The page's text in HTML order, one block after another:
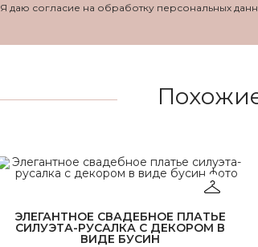
Я даю согласие на обработку персональных
ЭЛЕГАНТНОЕ СВАДЕБНОЕ ПЛАТЬЕ
СИЛУЭТА-РУСАЛКА С ДЕКОРОМ В
ВИДЕ БУСИН